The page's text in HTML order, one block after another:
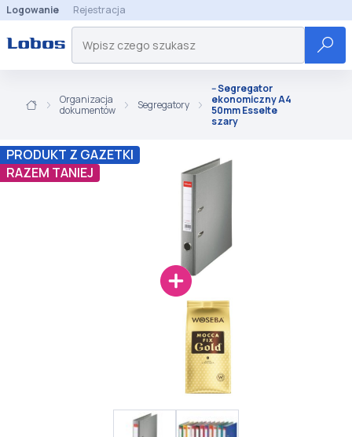
Logowanie Rejestracja
Organizacja
dokumentów
Segregatory
-- Segregator
ekonomiczny A4
50mm Esselte
szary
PRODUKT Z GAZETKI
RAZEM TANIEJ